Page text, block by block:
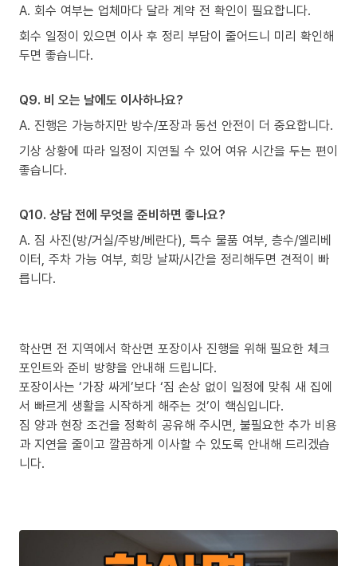
A. 회수 여부는 업체마다 달라 계약 전 확인이 필요합니다.
회수 일정이 있으면 이사 후 정리 부담이 줄어드니 미리 확인해
두면 좋습니다.
Q9. 비 오는 날에도 이사하나요?
A. 진행은 가능하지만 방수/포장과 동선 안전이 더 중요합니다.
기상 상황에 따라 일정이 지연될 수 있어 여유 시간을 두는 편이
좋습니다.
Q10. 상담 전에 무엇을 준비하면 좋나요?
A. 짐 사진(방/거실/주방/베란다), 특수 물품 여부, 층수/엘리베
이터, 주차 가능 여부, 희망 날짜/시간을 정리해두면 견적이 빠
릅니다.
학산면 전 지역에서 학산면 포장이사 진행을 위해 필요한 체크
포인트와 준비 방향을 안내해 드립니다.
포장이사는 ‘가장 싸게’보다 ‘짐 손상 없이 일정에 맞춰 새 집에
서 빠르게 생활을 시작하게 해주는 것’이 핵심입니다.
짐 양과 현장 조건을 정확히 공유해 주시면, 불필요한 추가 비용
과 지연을 줄이고 깔끔하게 이사할 수 있도록 안내해 드리겠습
니다.